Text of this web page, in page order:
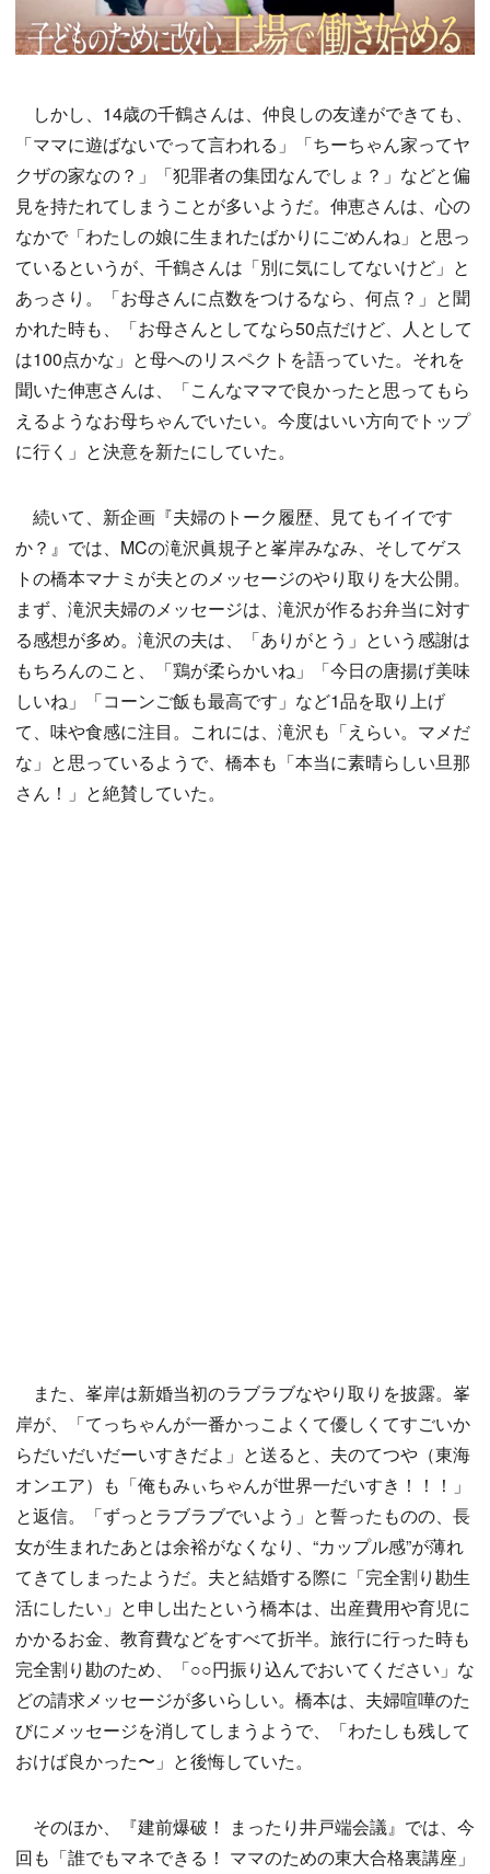
しかし、14歳の千鶴さんは、仲良しの友達ができても、
「ママに遊ばないでって言われる」「ちーちゃん家ってヤ
クザの家なの？」「犯罪者の集団なんでしょ？」などと偏
見を持たれてしまうことが多いようだ。伸恵さんは、心の
なかで「わたしの娘に生まれたばかりにごめんね」と思っ
ているというが、千鶴さんは「別に気にしてないけど」と
あっさり。「お母さんに点数をつけるなら、何点？」と聞
かれた時も、「お母さんとしてなら50点だけど、人として
は100点かな」と母へのリスペクトを語っていた。それを
聞いた伸恵さんは、「こんなママで良かったと思ってもら
えるようなお母ちゃんでいたい。今度はいい方向でトップ
に行く」と決意を新たにしていた。
続いて、新企画『夫婦のトーク履歴、見てもイイです
か？』では、MCの滝沢眞規子と峯岸みなみ、そしてゲス
トの橋本マナミが夫とのメッセージのやり取りを大公開。
まず、滝沢夫婦のメッセージは、滝沢が作るお弁当に対す
る感想が多め。滝沢の夫は、「ありがとう」という感謝は
もちろんのこと、「鶏が柔らかいね」「今日の唐揚げ美味
しいね」「コーンご飯も最高です」など1品を取り上げ
て、味や食感に注目。これには、滝沢も「えらい。マメだ
な」と思っているようで、橋本も「本当に素晴らしい旦那
さん！」と絶賛していた。
また、峯岸は新婚当初のラブラブなやり取りを披露。峯
岸が、「てっちゃんが一番かっこよくて優しくてすごいか
らだいだいだーいすきだよ」と送ると、夫のてつや（東海
オンエア）も「俺もみぃちゃんが世界一だいすき！！！」
と返信。「ずっとラブラブでいよう」と誓ったものの、長
女が生まれたあとは余裕がなくなり、“カップル感”が薄れ
てきてしまったようだ。夫と結婚する際に「完全割り勘生
活にしたい」と申し出たという橋本は、出産費用や育児に
かかるお金、教育費などをすべて折半。旅行に行った時も
完全割り勘のため、「○○円振り込んでおいてください」な
どの請求メッセージが多いらしい。橋本は、夫婦喧嘩のた
びにメッセージを消してしまうようで、「わたしも残して
おけば良かった〜」と後悔していた。
そのほか、『建前爆破！ まったり井戸端会議』では、今
回も「誰でもマネできる！ ママのための東大合格裏講座」